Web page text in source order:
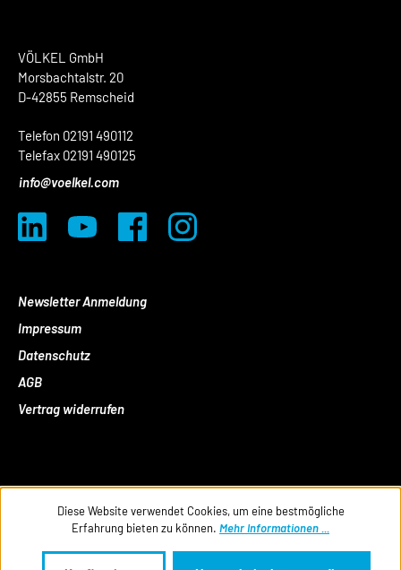
VÖLKEL GmbH
Morsbachtalstr. 20
D-42855 Remscheid
Telefon 02191 490112
Telefax 02191 490125
info@voelkel.com
Newsletter Anmeldung
Impressum
Datenschutz
AGB
Vertrag widerrufen
Diese Website verwendet Cookies, um eine bestmögliche
Erfahrung bieten zu können. Mehr Informationen ...